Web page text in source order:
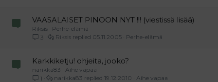
VAASALAISET PINOON NYT !!! (viestissä lisää)
Riksis
Perhe-elämä
3
Perhe-elämä
05.11.2005
Riksis
Karkkiketju! ohjeita, jooko?
narikka83
Aihe vapaa
1
Aihe vapaa
19.12.2010
narikka83